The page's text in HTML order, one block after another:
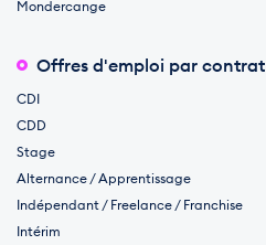
Mondercange
Offres d'emploi par contrat
CDI
CDD
Stage
Alternance / Apprentissage
Indépendant / Freelance / Franchise
Intérim